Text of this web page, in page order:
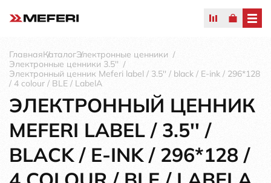
ГлавнаяКаталогЭлектронные ценники
Электронные ценники 3.5''
Электронный ценник Meferi label / 3.5'' / black / E-ink / 296*128
/ 4 colour / BLE / LabelA
ЭЛЕКТРОННЫЙ ЦЕННИК
MEFERI LABEL / 3.5'' /
BLACK / E-INK / 296*128 /